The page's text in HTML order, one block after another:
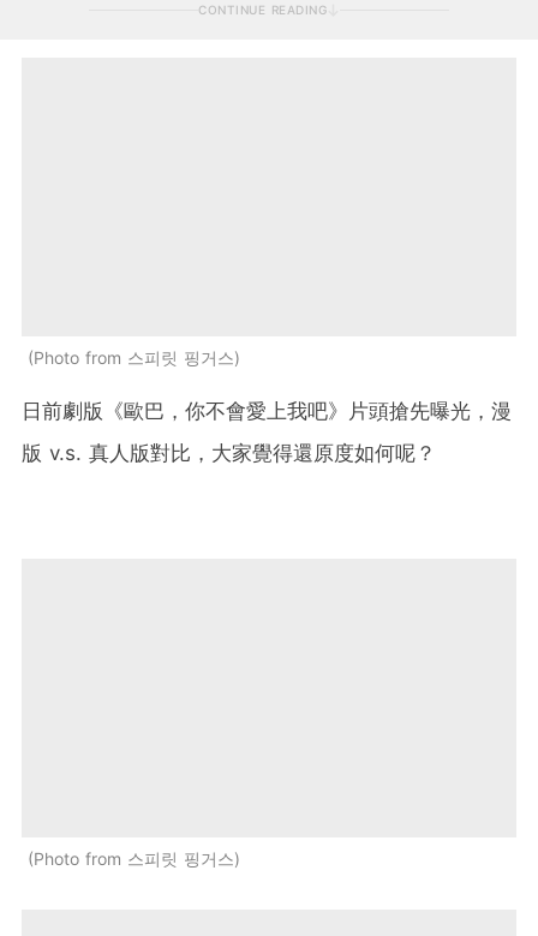
CONTINUE READING
Photo from 스피릿 핑거스
日前劇版《歐巴，你不會愛上我吧》片頭搶先曝光，漫
版 v.s. 真人版對比，大家覺得還原度如何呢？
Photo from 스피릿 핑거스